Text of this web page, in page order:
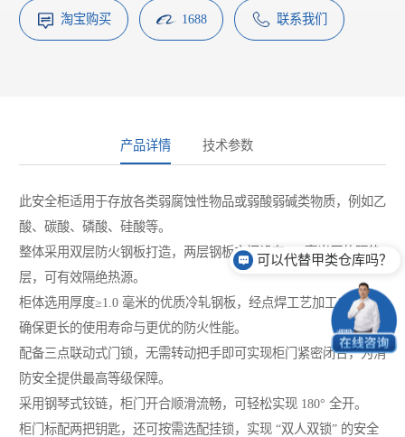
淘宝购买 1688 联系我们
产品详情 技术参数
此安全柜适用于存放各类弱腐蚀性物品或弱酸弱碱类物质，例如乙
酸、碳酸、磷酸、硅酸等。
整体采用双层防火钢板打造，两层钢板之间设有 38 毫米厚的隔热
层，可有效隔绝热源。
柜体选用厚度≥1.0 毫米的优质冷轧钢板，经点焊工艺加工成型，
确保更长的使用寿命与更优的防火性能。
配备三点联动式门锁，无需转动把手即可实现柜门紧密闭合，为消
防安全提供最高等级保障。
采用钢琴式铰链，柜门开合顺滑流畅，可轻松实现 180° 全开。
柜门标配两把钥匙，还可按需选配挂锁，实现 “双人双锁” 的安全
可以代替甲类仓库吗？